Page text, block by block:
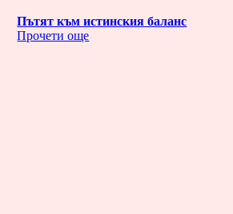
Пътят към истинския баланс
Прочети още